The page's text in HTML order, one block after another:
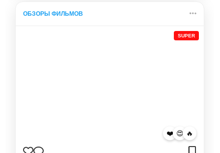
ОБЗОРЫ ФИЛЬМОВ
SUPER
❤️ 😍 🔥